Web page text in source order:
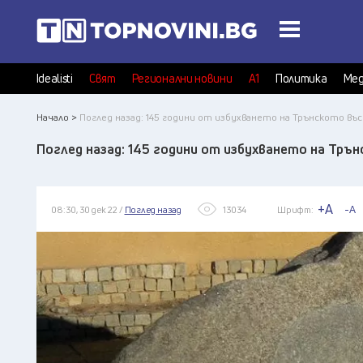
Idealisti Свят Регионални новини А1 Политика
Начало > Поглед назад: 145 години от избухването на Трънското
Поглед назад: 145 години от избухването на
08:30, 30 дек 22 / Поглед назад 13034 Шрифт: +A -A